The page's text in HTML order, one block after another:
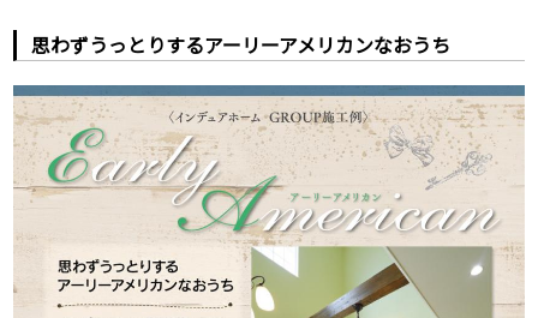
思わずうっとりするアーリーアメリカンなおうち